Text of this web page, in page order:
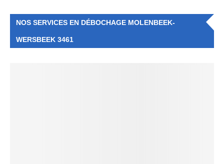
NOS SERVICES EN DÉBOCHAGE MOLENBEEK-
WERSBEEK 3461